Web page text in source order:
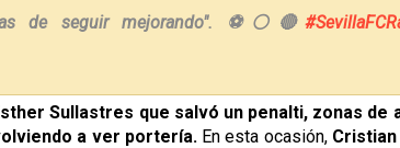
de seguir mejorando". ⚽️⚪️🔴
Sullastres que salvó un penalti, zonas de
a ver portería.En esta ocasión,